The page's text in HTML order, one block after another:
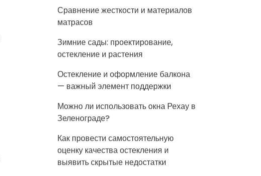
Сравнение жесткости и материалов
матрасов
Зимние сады: проектирование,
остекление и растения
Остекление и оформление балкона
— важный элемент поддержки
Можно ли использовать окна Рехау в
Зеленограде?
Как провести самостоятельную
оценку качества остекления и
выявить скрытые недостатки